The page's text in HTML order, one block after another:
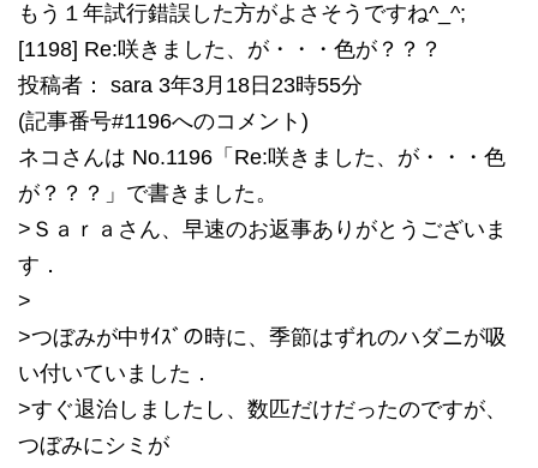
もう１年試行錯誤した方がよさそうですね^_^;
[1198] Re:咲きました、が・・・色が？？？
投稿者： sara 3年3月18日23時55分
(記事番号#1196へのコメント)
ネコさんは No.1196「Re:咲きました、が・・・色
が？？？」で書きました。
>Ｓａｒａさん、早速のお返事ありがとうございま
す．
>
>つぼみが中ｻｲｽﾞの時に、季節はずれのハダニが吸
い付いていました．
>すぐ退治しましたし、数匹だけだったのですが、
つぼみにシミが